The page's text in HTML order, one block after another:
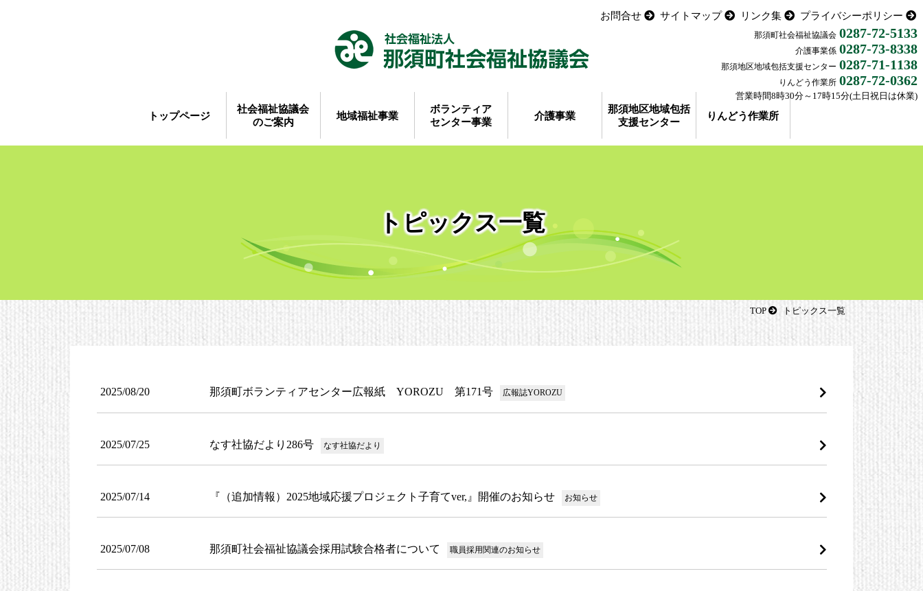
トップページ
社会福祉協議会
のご案内
地域福祉事業
ボランティア
センター事業
介護事業
那須地区地域包括
支援センター
りんどう作業所
お問合せ サイトマップ リンク集 プライバシーポリシー
那須町社会福祉協議会 0287-72-5133
介護事業係 0287-73-8338
那須地区地域包括支援センター 0287-71-1138
りんどう作業所 0287-72-0362
営業時間8時30分～17時15分(土日祝日は休業)
トピックス一覧
TOP トピックス一覧
2025/08/20 那須町ボランティアセンター広報紙 YOROZU 第171号 広報誌YOROZU
2025/07/25 なす社協だより286号 なす社協だより
2025/07/14 『（追加情報）2025地域応援プロジェクト子育てver,』開催のお知らせ お知らせ
2025/07/08 那須町社会福祉協議会採用試験合格者について 職員採用関連のお知らせ